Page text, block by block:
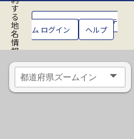
す
る
地
名
情
報
処
理
ス
テ
GeoLOD地名管理システ
ム ログイン ヘルプ